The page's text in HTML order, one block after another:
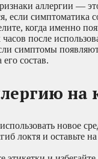
аллергии —
если симптоматика
когда именно
после
симптомы
состав.
на
новое
локтя и оставьте